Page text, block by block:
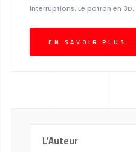
interruptions. Le patron en 3D..
EN SAVOIR PLUS...
L’Auteur